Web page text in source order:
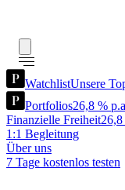
WatchlistUnsere
Portfolios26,8 %
Finanzielle Freiheit26,8
1:1 Begleitung
Über uns
7 Tage kostenlos testen